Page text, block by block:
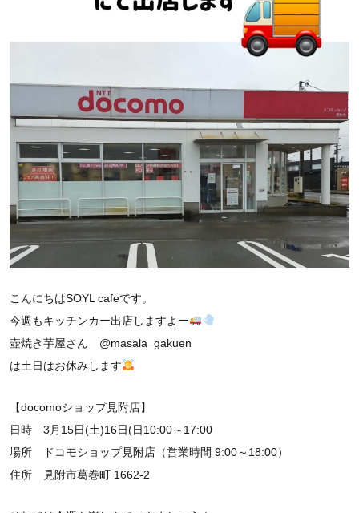
こんにちはSOYL cafeです。
今週もキッチンカー出店しますよー
壺焼き芋屋さん @masala_gakuen
は土日はお休みします
【docomoショップ見附店】
日時 3月15日(土)16日(日10:00～17:00
場所 ドコモショップ見附店（営業時間 9:00～18:00）
住所 見附市葛巻町 1662-2